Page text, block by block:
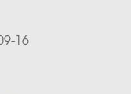
16